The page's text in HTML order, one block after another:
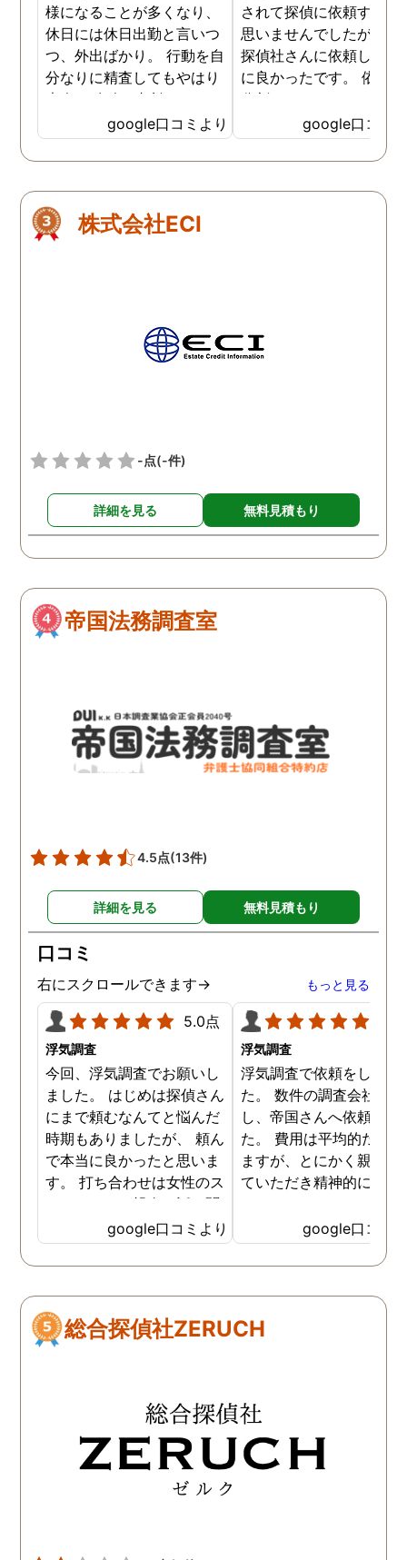
様になることが多くなり、
休日には休日出勤と言いつ
つ、外出ばかり。 行動を自
分なりに精査してもやはり
素人。 友人に相談すると、
やはりきちんとした 情報が
大切だと言われこちらの探
偵社さんに依頼しました。
画、幾ページにも 渡る資
料、やはりこちらの探偵社
調停に強い弁護士さんもご
紹介頂き、助かりました。
様に一度御相談に行かれて
みてください。私は本当に
救われました
google口コミより
されて探偵に依頼すると
思いませんでしたが つ
探偵社さんに依頼して本
に良かったです。 依頼
分割にして頂いたり、び
くりするような確実な不
証拠を掴んでいただきま
た。何よりも探偵さんた
ました。あのとき依頼し
りがとうございました。
google口コミ
株式会社ECI
-点(-件)
詳細を見る 無料見積もり
帝国法務調査室
4.5点(13件)
詳細を見る 無料見積もり
口コミ
右にスクロールできます→ もっと見る
5.0点
浮気調査
今回、浮気調査でお願いし
ました。 はじめは探偵さん
にまで頼むなんてと悩んだ
時期もありましたが、 頼ん
で本当に良かったと思いま
す。 打ち合わせは女性のス
タッフさんが親身に話を聞
いていただき 実際の調査中
も、細かい報告・対応はも
ちろん 自分のメンタルが弱
きました。 家族友人にもい
いづらい辛い気持ちを受け
も最初の打ち合わせで詳し
く説明頂いたので、 自分の
中で予想が立てやすかった
です。 自分は離婚という道
を選びましたが、それぞれ
も一緒に考えてもらえると
google口コミより
浮気調査
浮気調査で依頼をしまし
た。 数件の調査会社へ
し、帝国さんへ依頼しま
た。 費用は平均的だと
ますが、とにかく親身に
ていただき精神的にも支
はその都度状況を報告し
いただき、中途半端な調
にならない様にされてい
く感じました。 また調
果を受けてからの今後の
完璧な報告書で訴訟に臨
ました。 今は幸せです
ちらへお願いして本当に
かった。
google口コミ
総合探偵社ZERUCH